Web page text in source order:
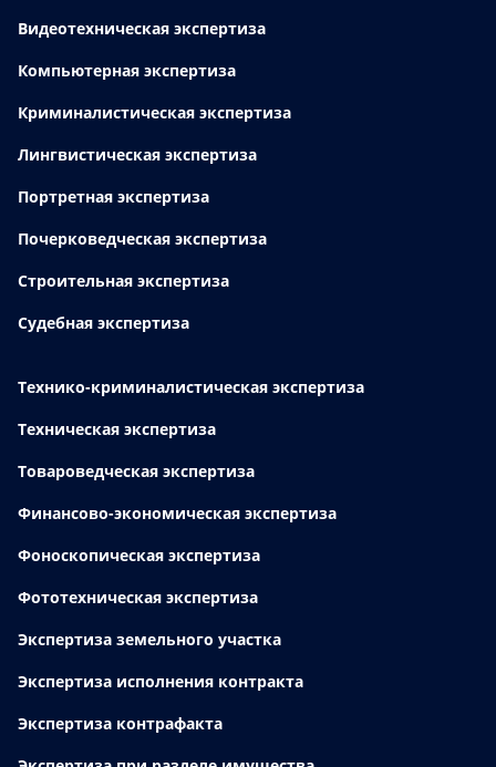
Видеотехническая экспертиза
Компьютерная экспертиза
Криминалистическая экспертиза
Лингвистическая экспертиза
Портретная экспертиза
Почерковедческая экспертиза
Строительная экспертиза
Судебная экспертиза
Технико-криминалистическая экспертиза
Техническая экспертиза
Товароведческая экспертиза
Финансово-экономическая экспертиза
Фоноскопическая экспертиза
Фототехническая экспертиза
Экспертиза земельного участка
Экспертиза исполнения контракта
Экспертиза контрафакта